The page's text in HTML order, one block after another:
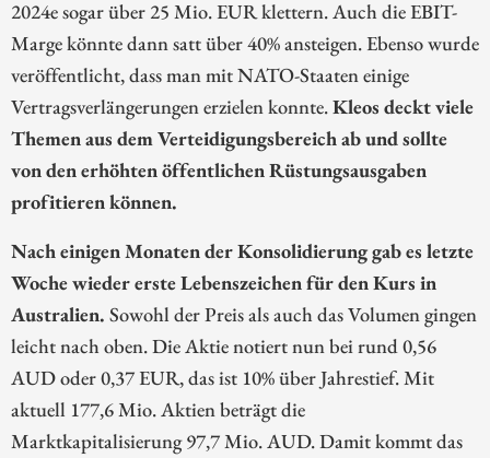
2024e sogar über 25 Mio. EUR klettern. Auch die EBIT-
Marge könnte dann satt über 40% ansteigen. Ebenso wurde
veröffentlicht, dass man mit NATO-Staaten einige
Vertragsverlängerungen erzielen konnte.Kleos deckt viele
Themen aus dem Verteidigungsbereich ab und sollte
von den erhöhten öffentlichen Rüstungsausgaben
profitieren können.
Nach einigen Monaten der Konsolidierung gab es letzte
Woche wieder erste Lebenszeichen für den Kurs in
Australien. Sowohl der Preis als auch das Volumen gingen
leicht nach oben. Die Aktie notiert nun bei rund 0,56
AUD oder 0,37 EUR, das ist 10% über Jahrestief. Mit
aktuell 177,6 Mio. Aktien beträgt die
Marktkapitalisierung 97,7 Mio. AUD. Damit kommt das